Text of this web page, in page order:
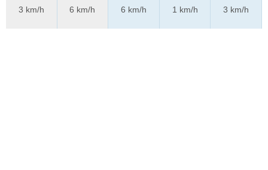
3 km/h
6 km/h
6 km/h
1 km/h
3 km/h